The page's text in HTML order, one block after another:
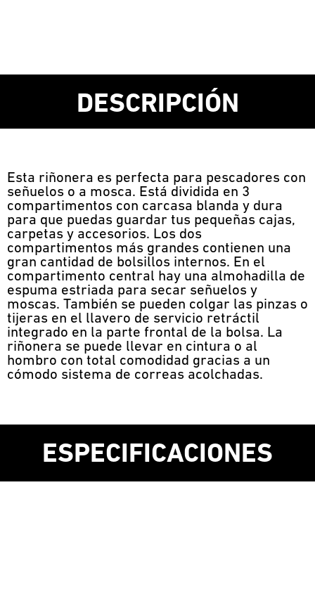
DESCRIPCIÓN
Esta riñonera es perfecta para pescadores con
señuelos o a mosca. Está dividida en 3
compartimentos con carcasa blanda y dura
para que puedas guardar tus pequeñas cajas,
carpetas y accesorios. Los dos
compartimentos más grandes contienen una
gran cantidad de bolsillos internos. En el
compartimento central hay una almohadilla de
espuma estriada para secar señuelos y
moscas. También se pueden colgar las pinzas o
tijeras en el llavero de servicio retráctil
integrado en la parte frontal de la bolsa. La
riñonera se puede llevar en cintura o al
hombro con total comodidad gracias a un
cómodo sistema de correas acolchadas.
ESPECIFICACIONES